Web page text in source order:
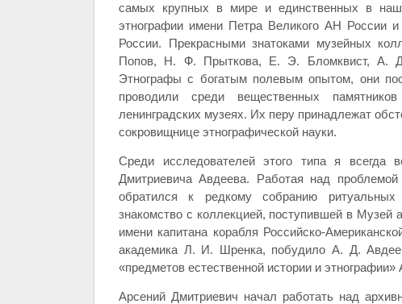
самых крупных в мире и единственных в
этнографии имени Петра Великого АН России и
России. Прекрасными знатоками музейных
Попов, Н. Ф. Прыткова, Е. Э. Бломквист, А.
Этнографы с богатым полевым опытом, они
проводили среди вещественных
ленинградских музеях. Их перу принадлежат
сокровищнице этнографической науки.
Среди исследователей этого типа я всегда
Дмитриевича Авдеева. Работая над
обратился к редкому собранию
знакомство с коллекцией, поступившей в Музей
имени капитана корабля Российско-
академика Л. И. Шренка, побудило А. Д.
«предметов естественной истории и этнографии»
Арсений Дмитриевич начал работать над